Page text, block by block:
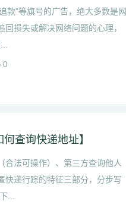
款”等旗号的广告，绝大多数是网
损失或解决网络问题的心理，
0
查询快递地址】
合法可操作）、第三方查询他人
快递行踪的特征三部分，分步写
...